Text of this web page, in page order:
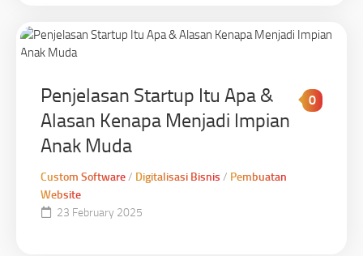
Penjelasan Startup Itu Apa &
Alasan Kenapa Menjadi Impian
Anak Muda
0
Custom Software/ Digitalisasi Bisnis / Pembuatan
Website
23 February 2025